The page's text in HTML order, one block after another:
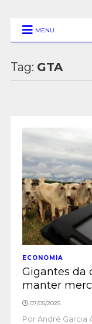
MENU
Tag: GTA
ECONOMIA
Gigantes da
manter
07/05/2025
Por André Garcia